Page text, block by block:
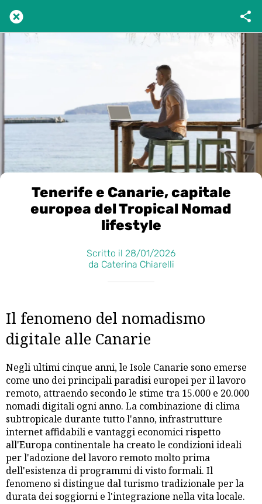
Tenerife e Canarie, capitale
europea del Tropical Nomad
lifestyle
Scritto il 28/01/2026
da Caterina Chiarelli
Il fenomeno del nomadismo
digitale alle Canarie
Negli ultimi cinque anni, le Isole Canarie sono emerse
come uno dei principali paradisi europei per il lavoro
remoto, attraendo secondo le stime tra 15.000 e 20.000
nomadi digitali ogni anno. La combinazione di clima
subtropicale durante tutto l'anno, infrastrutture
internet affidabili e vantaggi economici rispetto
all'Europa continentale ha creato le condizioni ideali
per l'adozione del lavoro remoto molto prima
dell'esistenza di programmi di visto formali. Il
fenomeno si distingue dal turismo tradizionale per la
durata dei soggiorni e l'integrazione nella vita locale.